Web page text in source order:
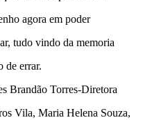
em poder
da memoria
Torres-Diretora
Helena Souza,